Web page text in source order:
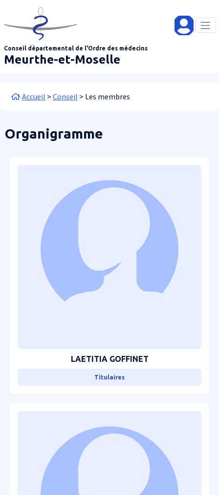
Aller au contenu principal
Conseil départemental de l'Ordre des médecins
Meurthe-et-Moselle
Fil d'Ariane
Accueil Conseil Les membres
Organigramme
LAETITIA GOFFINET
Titulaires
Panneau de gestion des cookies